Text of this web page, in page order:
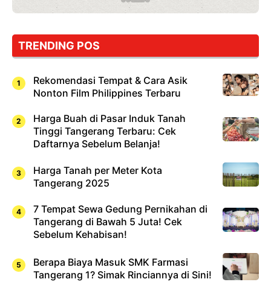
Dicoba,
Cuma
Sushi!
TRENDING POS
Rekomendasi Tempat & Cara Asik
Nonton Film Philippines Terbaru
Harga Buah di Pasar Induk Tanah
Tinggi Tangerang Terbaru: Cek
Daftarnya Sebelum Belanja!
Harga Tanah per Meter Kota
Tangerang 2025
7 Tempat Sewa Gedung Pernikahan di
Tangerang di Bawah 5 Juta! Cek
Sebelum Kehabisan!
Berapa Biaya Masuk SMK Farmasi
Tangerang 1? Simak Rinciannya di Sini!